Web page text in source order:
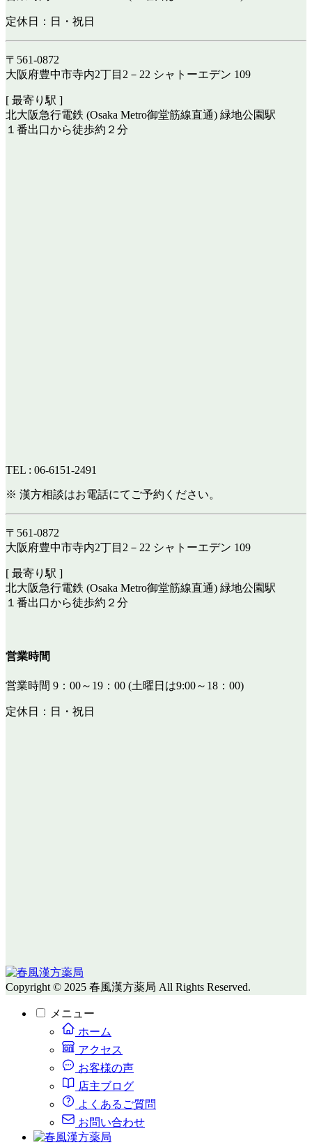
定休日：日・祝日
〒561-0872
大阪府豊中市寺内2丁目2－22 シャトーエデン 109
[ 最寄り駅 ]
北大阪急行電鉄 (Osaka Metro御堂筋線直通) 緑地公園駅
１番出口から徒歩約２分
TEL : 06-6151-2491
※ 漢方相談はお電話にてご予約ください。
〒561-0872
大阪府豊中市寺内2丁目2－22 シャトーエデン 109
[ 最寄り駅 ]
北大阪急行電鉄 (Osaka Metro御堂筋線直通) 緑地公園駅
１番出口から徒歩約２分
営業時間
営業時間 9：00～19：00 (土曜日は9:00～18：00)
定休日：日・祝日
Copyright © 2025 春風漢方薬局 All Rights Reserved.
メニュー
ホーム
アクセス
お客様の声
店主ブログ
よくあるご質問
お問い合わせ